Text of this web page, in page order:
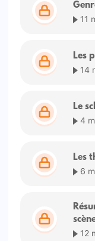
11
Les
14
Le
4
Les
6
12